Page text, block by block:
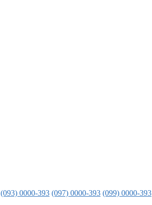
(093) 0000-393 (097) 0000-393 (099) 0000-393